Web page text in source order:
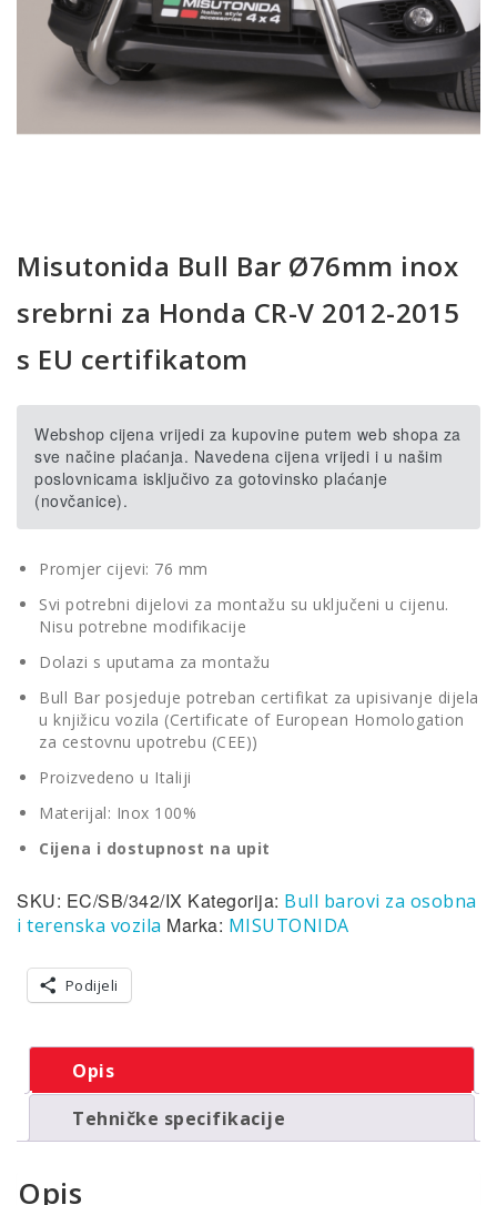
Misutonida Bull Bar Ø76mm inox
srebrni za Honda CR-V 2012-2015
s EU certifikatom
Webshop cijena vrijedi za kupovine putem web shopa za
sve načine plaćanja. Navedena cijena vrijedi i u našim
poslovnicama isključivo za gotovinsko plaćanje
(novčanice).
Promjer cijevi: 76 mm
Svi potrebni dijelovi za montažu su uključeni u cijenu.
Nisu potrebne modifikacije
Dolazi s uputama za montažu
Bull Bar posjeduje potreban certifikat za upisivanje dijela
u knjižicu vozila (Certificate of European Homologation
za cestovnu upotrebu (CEE))
Proizvedeno u Italiji
Materijal: Inox 100%
Cijena i dostupnost na upit
SKU: EC/SB/342/IX Kategorija: Bull barovi za osobna
i terenska vozila Marka: MISUTONIDA
Podijeli
Opis
Tehničke specifikacije
Opis